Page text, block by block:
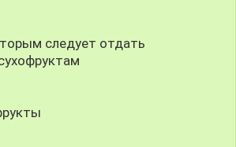
следует отдать